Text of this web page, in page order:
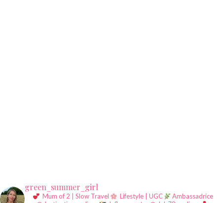
green_summer_girl
Mum of 2 | Slow Travel Lifestyle | UGC
Ambassadrice